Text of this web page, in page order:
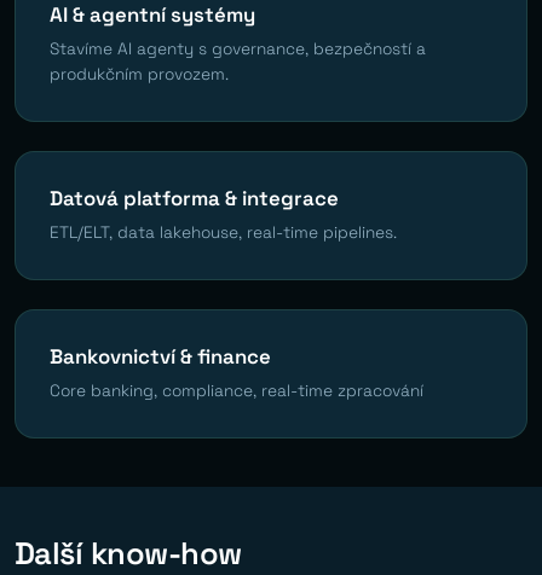
AI & agentní systémy
Stavíme AI agenty s governance, bezpečností a
produkčním provozem.
Datová platforma & integrace
ETL/ELT, data lakehouse, real-time pipelines.
Bankovnictví & finance
Core banking, compliance, real-time zpracování
Další know-how